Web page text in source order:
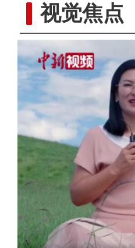
视觉焦点
【爱在